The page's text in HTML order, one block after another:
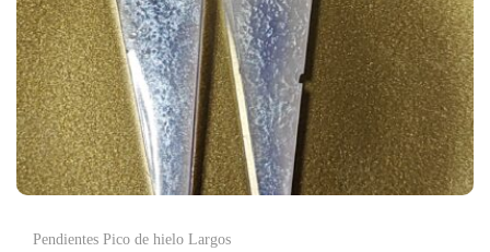
Pendientes Pico de hielo Largos